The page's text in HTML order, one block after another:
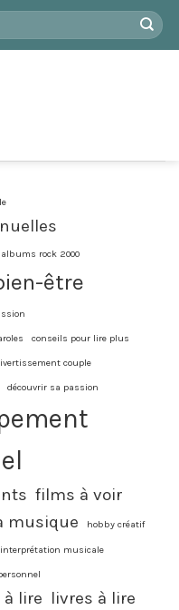
albums rock 2000
être
conseils pour lire plus
couple
découvrir sa passion
films à voir
musique
hobby créatif
interprétation musicale
lire livres à lire